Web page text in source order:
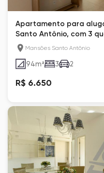
Apartamento para
Santo Antônio, com 3
Mansões Santo Antônio
94m² 3 2
R$ 6.650